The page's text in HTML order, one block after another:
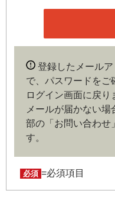
企業や官公庁、研究機
いずれかに該当してい
を行うには、当社が入
の内容がある場合や本
は、当社は会員登録を
す。
第４条（ユーザー名
ユーザー名およびパス
任において行うものと
パスワードの第三者へ
登録したメール
で、パスワードをご
ログイン画面に戻り
メールが届かない
部の「お問い合わせ
す。
必須 =必須項目